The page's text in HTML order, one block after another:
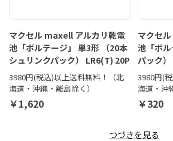
マクセル maxell アルカリ乾電
池「ボルテージ」 単3形 （20本
シュリンクパック） LR6(T) 20P
3980円(税込)以上送料無料！（北
海道・沖縄・離島除く）
￥1,620
マクセ
池「ボ
パック
3980円(
海道・沖
￥320
つづきを見る